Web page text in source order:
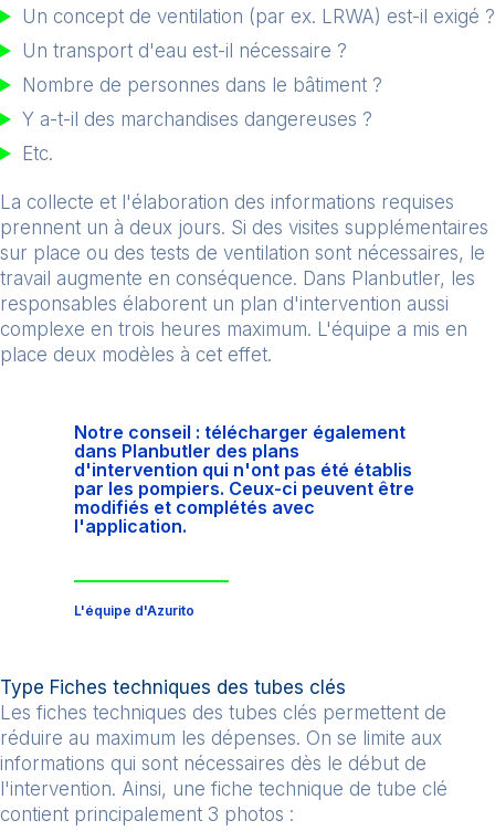
Un concept de ventilation (par ex. LRWA) est-il exigé ?
Un transport d'eau est-il nécessaire ?
Nombre de personnes dans le bâtiment ?
Y a-t-il des marchandises dangereuses ?
Etc.
La collecte et l'élaboration des informations requises
prennent un à deux jours. Si des visites supplémentaires
sur place ou des tests de ventilation sont nécessaires, le
travail augmente en conséquence. Dans Planbutler, les
responsables élaborent un plan d'intervention aussi
complexe en trois heures maximum. L'équipe a mis en
place deux modèles à cet effet.
Notre conseil : télécharger également
dans Planbutler des plans
d'intervention qui n'ont pas été établis
par les pompiers. Ceux-ci peuvent être
modifiés et complétés avec
l'application.
L'équipe d'Azurito
Type Fiches techniques des tubes clés
Les fiches techniques des tubes clés permettent de
réduire au maximum les dépenses. On se limite aux
informations qui sont nécessaires dès le début de
l'intervention. Ainsi, une fiche technique de tube clé
contient principalement 3 photos :